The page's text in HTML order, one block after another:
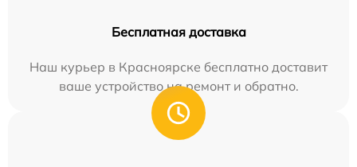
Бесплатная доставка
Наш курьер в Красноярске бесплатно доставит
ваше устройство на ремонт и обратно.